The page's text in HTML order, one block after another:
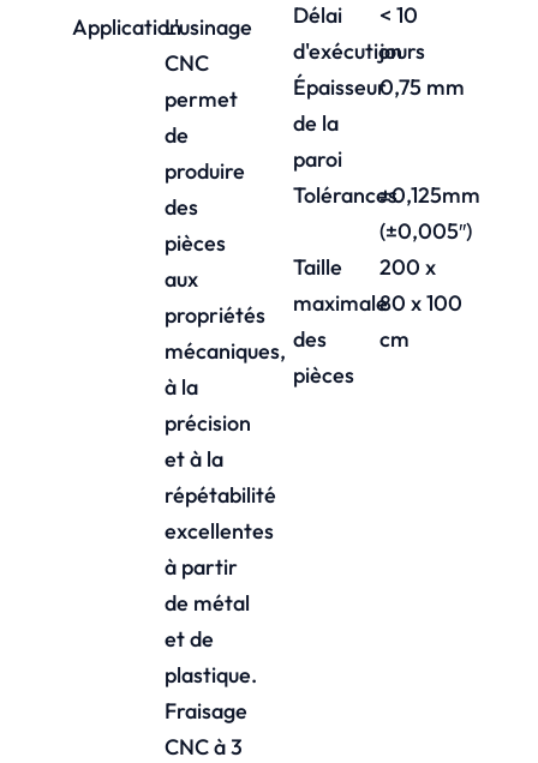
ApplicationL'usinage
CNC
permet
de
produire
des
pièces
aux
propriétés
mécaniques,
à la
précision
et à la
répétabilité
excellentes
à partir
de métal
et de
plastique.
Fraisage
CNC à 3
Délai
d'exécution
< 10
jours
Épaisseur
de la
paroi
0,75 mm
Tolérances±0,125mm
(±0,005″)
Taille
maximale
des
pièces
200 x
80 x 100
cm